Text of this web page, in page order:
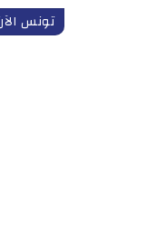
تونس